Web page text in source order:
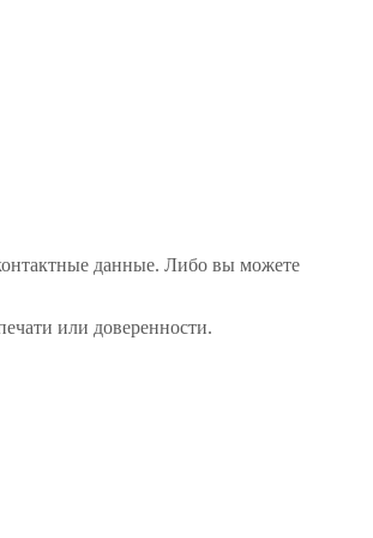
данные. Либо вы можете
или доверенности.